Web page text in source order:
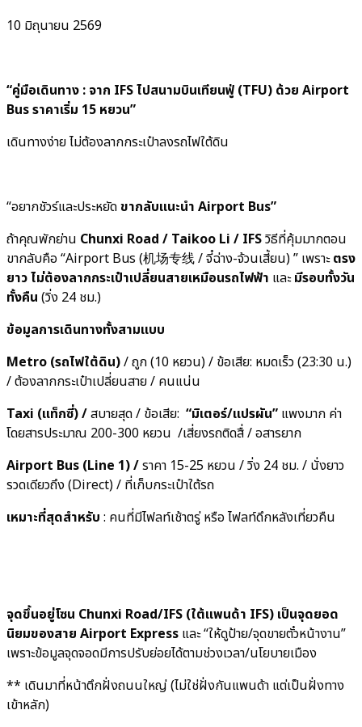
10 มิถุนายน 2569
“คู่มือเดินทาง : จาก IFS ไปสนามบินเทียนฟู่ (TFU) ด้วย Airport
Bus ราคาเริ่ม 15 หยวน”
เดินทางง่าย ไม่ต้องลากกระเป๋าลงรถไฟใต้ดิน
“อยากชัวร์และประหยัดขากลับแนะนำ Airport Bus”
ถ้าคุณพักย่าน Chunxi Road / Taikoo Li / IFSวิธีที่คุ้มมากตอน
ขากลับคือ “Airport Bus (机场专线 / จี๋ฉ่าง-จ้วนเสี้ยน) ” เพราะตรง
ยาว ไม่ต้องลากกระเป๋าเปลี่ยนสายเหมือนรถไฟฟ้า และมีรอบทั้งวัน
ทั้งคืน (วิ่ง 24 ชม.)
ข้อมูลการเดินทางทั้งสามแบบ
Metro (รถไฟใต้ดิน)/ ถูก (10 หยวน) / ข้อเสีย: หมดเร็ว (23:30 น.)
/ ต้องลากกระเป๋าเปลี่ยนสาย / คนแน่น
Taxi (แท็กซี่) /สบายสุด / ข้อเสีย: “มิเตอร์/แปรผัน” แพงมาก ค่า
โดยสารประมาณ 200-300 หยวน /เสี่ยงรถติดสื่ / อสารยาก
Airport Bus (Line 1) /ราคา 15-25 หยวน / วิ่ง 24 ชม. / นั่งยาว
รวดเดียวถึง (Direct) / ที่เก็บกระเป๋าใต้รถ
เหมาะที่สุดสำหรับ : คนที่มีไฟลท์เช้าตรู่ หรือ ไฟลท์ดึกหลังเที่ยวคืน
จุดขึ้นอยู่โซน Chunxi Road/IFS (ใต้แพนด้า IFS) เป็นจุดยอด
นิยมของสาย Airport Express และ “ให้ดูป้าย/จุดขายตั๋วหน้างาน”
เพราะข้อมูลจุดจอดมีการปรับย่อยได้ตามช่วงเวลา/นโยบายเมือง
** เดินมาที่หน้าตึกฝั่งถนนใหญ่ (ไม่ใช่ฝั่งกันแพนด้า แต่เป็นฝั่งทาง
เข้าหลัก)